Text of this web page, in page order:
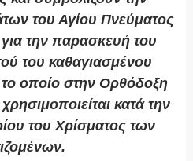
του Αγίου Πνεύματος
την παρασκευή του
του καθαγιασμένου
οποίο στην Ορθόδοξη
κατά την
του Χρίσματος των